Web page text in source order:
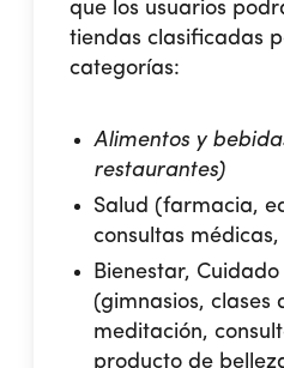
que los usuarios
tiendas clasificadas
categorías:
Alimentos y
restaurantes)
Salud (farmacia,
consultas
Bienestar,
(gimnasios, clases
meditación,
producto de